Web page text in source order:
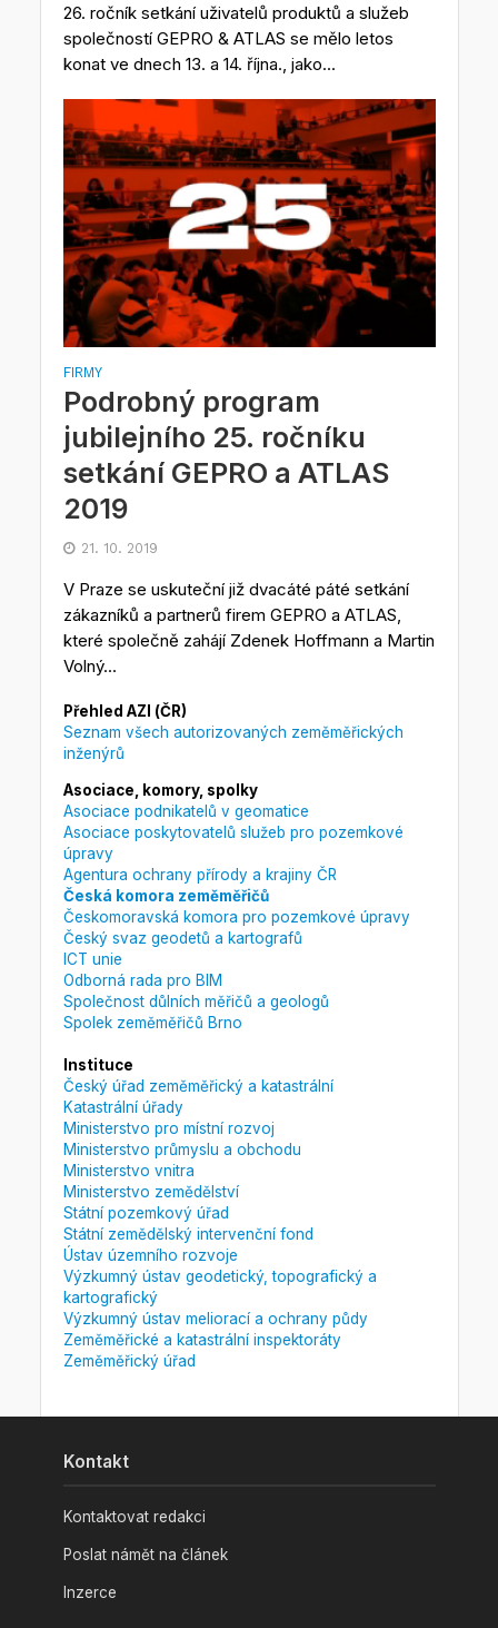
26. ročník setkání uživatelů produktů a služeb
společností GEPRO & ATLAS se mělo letos
konat ve dnech 13. a 14. října., jako...
FIRMY
Podrobný program
jubilejního 25. ročníku
setkání GEPRO a ATLAS
2019
21. 10. 2019
V Praze se uskuteční již dvacáté páté setkání
zákazníků a partnerů firem GEPRO a ATLAS,
které společně zahájí Zdenek Hoffmann a Martin
Volný...
Přehled AZI (ČR)
Seznam všech autorizovaných zeměměřických
inženýrů
Asociace, komory, spolky
Asociace podnikatelů v geomatice
Asociace poskytovatelů služeb pro pozemkové
úpravy
Agentura ochrany přírody a krajiny ČR
Česká komora zeměměřičů
Českomoravská komora pro pozemkové úpravy
Český svaz geodetů a kartografů
ICT unie
Odborná rada pro BIM
Společnost důlních měřičů a geologů
Spolek zeměměřičů Brno
Instituce
Český úřad zeměměřický a katastrální
Katastrální úřady
Ministerstvo pro místní rozvoj
Ministerstvo průmyslu a obchodu
Ministerstvo vnitra
Ministerstvo zemědělství
Státní pozemkový úřad
Státní zemědělský intervenční fond
Ústav územního rozvoje
Výzkumný ústav geodetický, topografický a
kartografický
Výzkumný ústav meliorací a ochrany půdy
Zeměměřické a katastrální inspektoráty
Zeměměřický úřad
Kontakt
Kontaktovat redakci
Poslat námět na článek
Inzerce